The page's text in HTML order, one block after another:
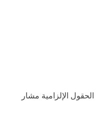
الحقول الإلزامية مشار